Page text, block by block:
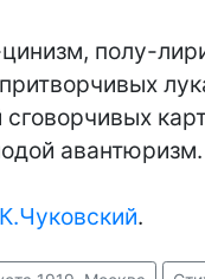
полу-
сговорчивых
авантюризм.
К.Чуковский.